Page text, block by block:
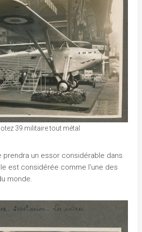
39 militaire tout métal
prendra un essor considérable dans
est considérée comme l’une des
monde.